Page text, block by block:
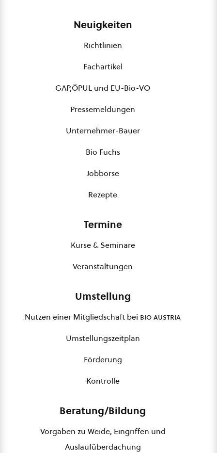
Neuigkeiten
Richtlinien
Fachartikel
GAP,ÖPUL und EU-Bio-VO
Pressemeldungen
Unternehmer-Bauer
Bio Fuchs
Jobbörse
Rezepte
Termine
Kurse & Seminare
Veranstaltungen
Umstellung
Nutzen einer Mitgliedschaft bei bio austria
Umstellungszeitplan
Förderung
Kontrolle
Beratung/Bildung
Vorgaben zu Weide, Eingriffen und
Auslaufüberdachung